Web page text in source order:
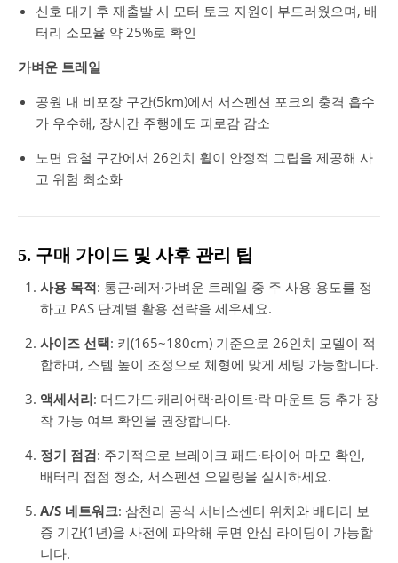
신호 대기 후 재출발 시 모터 토크 지원이 부드러웠으며, 배
터리 소모율 약 25%로 확인
가벼운 트레일
공원 내 비포장 구간(5km)에서 서스펜션 포크의 충격 흡수
가 우수해, 장시간 주행에도 피로감 감소
노면 요철 구간에서 26인치 휠이 안정적 그립을 제공해 사
고 위험 최소화
5. 구매 가이드 및 사후 관리 팁
사용 목적: 통근·레저·가벼운 트레일 중 주 사용 용도를 정
하고 PAS 단계별 활용 전략을 세우세요.
사이즈 선택: 키(165~180cm) 기준으로 26인치 모델이 적
합하며, 스템 높이 조정으로 체형에 맞게 세팅 가능합니다.
액세서리: 머드가드·캐리어랙·라이트·락 마운트 등 추가 장
착 가능 여부 확인을 권장합니다.
정기 점검: 주기적으로 브레이크 패드·타이어 마모 확인,
배터리 접점 청소, 서스펜션 오일링을 실시하세요.
A/S 네트워크: 삼천리 공식 서비스센터 위치와 배터리 보
증 기간(1년)을 사전에 파악해 두면 안심 라이딩이 가능합
니다.